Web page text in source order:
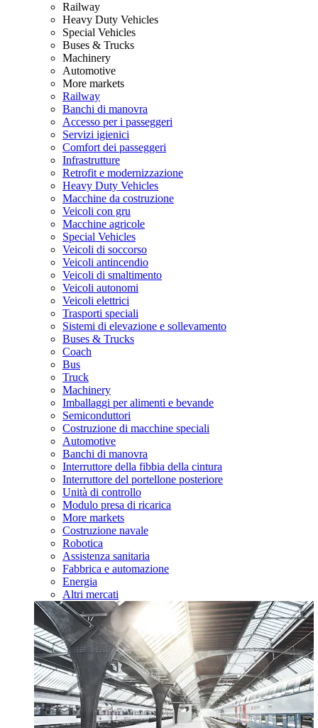
Railway
Heavy Duty Vehicles
Special Vehicles
Buses & Trucks
Machinery
Automotive
More markets
Railway
Banchi di manovra
Accesso per i passeggeri
Servizi igienici
Comfort dei passeggeri
Infrastrutture
Retrofit e modernizzazione
Heavy Duty Vehicles
Macchine da costruzione
Veicoli con gru
Macchine agricole
Special Vehicles
Veicoli di soccorso
Veicoli antincendio
Veicoli di smaltimento
Veicoli autonomi
Veicoli elettrici
Trasporti speciali
Sistemi di elevazione e sollevamento
Buses & Trucks
Coach
Bus
Truck
Machinery
Imballaggi per alimenti e bevande
Semiconduttori
Costruzione di macchine speciali
Automotive
Banchi di manovra
Interruttore della fibbia della cintura
Interruttore del portellone posteriore
Unità di controllo
Modulo presa di ricarica
More markets
Costruzione navale
Robotica
Assistenza sanitaria
Fabbrica e automazione
Energia
Altri mercati